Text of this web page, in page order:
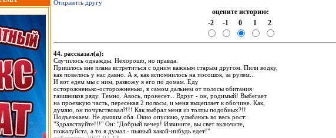
Отправить другу
оцените историю:
-2
-1 0 1 2
44. рассказал(а):
Случилось однажды. Нехорошо, но правда.
Пришлось вне плана встретиться с одним важным старым другом. Пили водку,
как повелось у нас давно. А я, как вспомнилось на посошок, за рулем...
И вот едем мы с ним, развожу я его по домам. Еду
осторожненько-осторожненько, в самом дальнем от полосы обитания
гаишников ряду. Темно. Авось, пронесет... Вдруг - он, родимый! Выбегает
на проезжую часть, пересекая 2 полосы, и меня выцепляет к обочине. Как,
думаю, он почувствовал?!!! Как выбрал меня из толпы подобных?!!
Подъезжаем. Не дышим оба. Окно опускаю, улыбаюсь во весь рост:
"Здравствуйте!!!" Он: "Добрый вечер! Извините, вы свет включите,
пожалуйста, а то я думал - пьяный какой-нибудь едет!"